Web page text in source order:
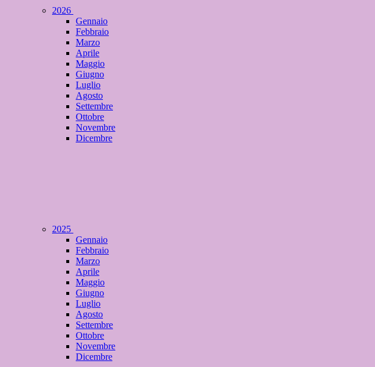
2026
Gennaio
Febbraio
Marzo
Aprile
Maggio
Giugno
Luglio
Agosto
Settembre
Ottobre
Novembre
Dicembre
2025
Gennaio
Febbraio
Marzo
Aprile
Maggio
Giugno
Luglio
Agosto
Settembre
Ottobre
Novembre
Dicembre